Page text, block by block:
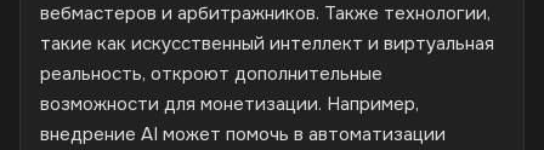
вебмастеров и арбитражников. Также технологии,
такие как искусственный интеллект и виртуальная
реальность, откроют дополнительные
возможности для монетизации. Например,
внедрение AI может помочь в автоматизации